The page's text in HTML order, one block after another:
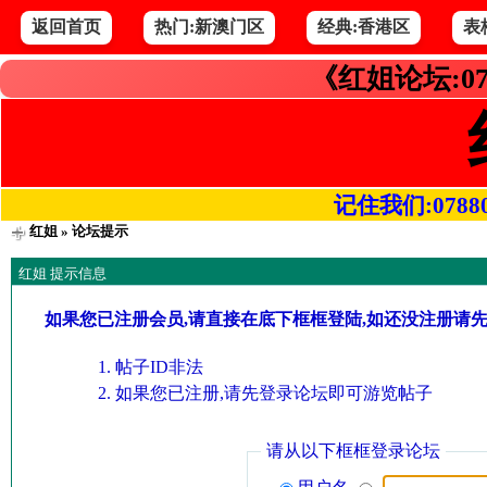
返回首页 热门:新澳门区 经典:香港区 表
《红姐论坛
记住我们
红姐» 论坛提示
红姐 提示信息
如果您已注册会员,请直接在底下框框登陆,如还没注册请
帖子ID非法
如果您已注册,请先登录论坛即可游览帖子
请从以下框框登录论坛